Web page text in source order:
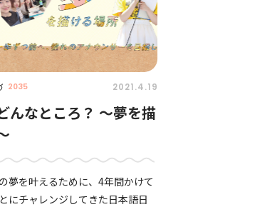
2035 2021.4.19
んなところ？ 〜夢を描
夢を叶えるために、4年間かけて
にチャレンジしてきた日本語日